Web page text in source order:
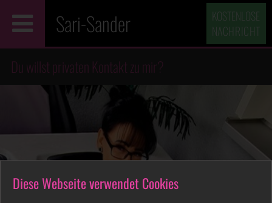
Diese Webseite verwendet Cookies
Sari-Sander
KOSTENLOSE
NACHRICHT
Du willst privaten Kontakt zu mir?